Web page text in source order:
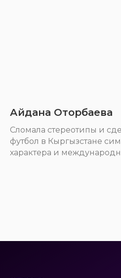
Айдана Оторбаева
Cломала стереотипы и
футбол в Кыргызстане
характера и